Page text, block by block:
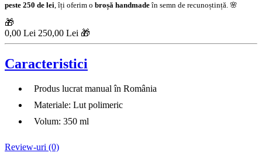
peste 250 de lei , îți oferim o broșă handmadeîn semn de recunoștință. 🌸
🎁
0,00 Lei 250,00 Lei 🎁
Caracteristici
Produs lucrat manual în România
Materiale: Lut polimeric
Volum: 350 ml
Review-uri (0)